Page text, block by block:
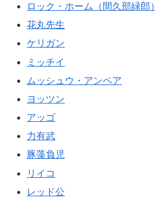
ロック・ホーム（間久部緑郎）
花丸先生
ケリガン
ミッチイ
ムッシュウ・アンペア
ヨッツン
アッゴ
力有武
豚藻負児
リイコ
レッド公